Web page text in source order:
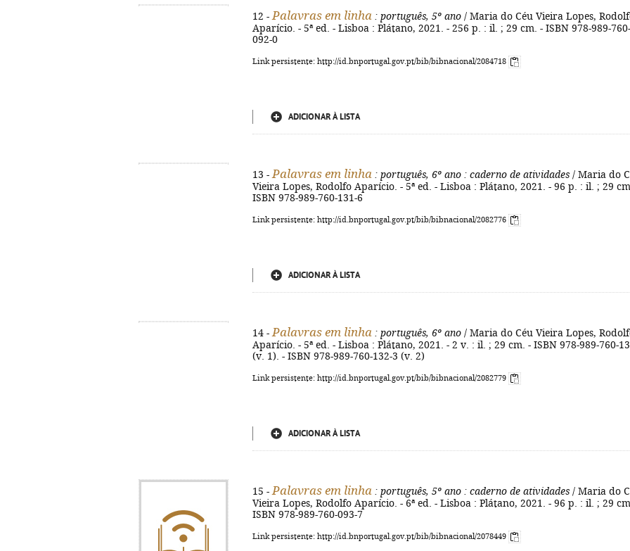
12 - Palavras em linha : português, 5º ano / Maria do Céu Vieira Lopes,
Aparício. - 5ª ed. - Lisboa : Plátano, 2021. - 256 p. : il. ; 29 cm. - ISBN 978-989-760-
092-0
Link persistente: http://id.bnportugal.gov.pt/bib/bibnacional/2084718
ADICIONAR À LISTA
13 - Palavras em linha : português, 6º ano : caderno de atividades / Maria do
Vieira Lopes, Rodolfo Aparício. - 5ª ed. - Lisboa : Plátano, 2021. - 96 p. : il. ; 29
ISBN 978-989-760-131-6
Link persistente: http://id.bnportugal.gov.pt/bib/bibnacional/2082776
ADICIONAR À LISTA
14 - Palavras em linha : português, 6º ano / Maria do Céu Vieira Lopes,
Aparício. - 5ª ed. - Lisboa : Plátano, 2021. - 2 v. : il. ; 29 cm. - ISBN 978-989-760-
(v. 1). - ISBN 978-989-760-132-3 (v. 2)
Link persistente: http://id.bnportugal.gov.pt/bib/bibnacional/2082779
ADICIONAR À LISTA
15 - Palavras em linha : português, 5º ano : caderno de atividades / Maria do
Vieira Lopes, Rodolfo Aparício. - 6ª ed. - Lisboa : Plátano, 2021. - 96 p. : il. ; 29
ISBN 978-989-760-093-7
Link persistente: http://id.bnportugal.gov.pt/bib/bibnacional/2078449